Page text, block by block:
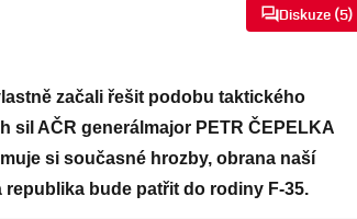
Diskuze (5)
začali řešit podobu taktického
sil AČR generálmajor PETR ČEPELKA
si současné hrozby, obrana naší
republika bude patřit do rodiny F-35.